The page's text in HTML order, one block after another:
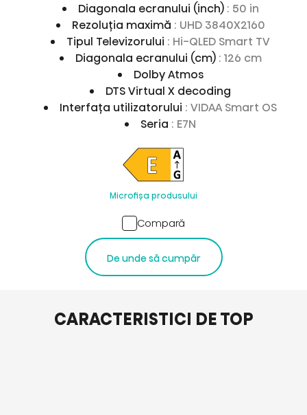
Diagonala ecranului (inch) : 50 in
Rezoluția maximă : UHD 3840X2160
Tipul Televizorului : Hi-QLED Smart TV
Diagonala ecranului (cm) : 126 cm
Dolby Atmos
DTS Virtual X decoding
Interfața utilizatorului : VIDAA Smart OS
Seria : E7N
Microfișa produsului
Compară
De unde să cumpăr
CARACTERISTICI DE TOP